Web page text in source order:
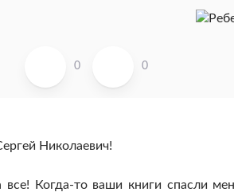
0 0
Николаевич!
все! Когда-то ваши книги спасли